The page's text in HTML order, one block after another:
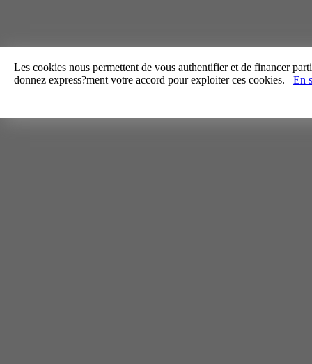
Les cookies nous permettent de vous authentifier et de financer
donnez express?ment votre accord pour exploiter ces cookies.
En